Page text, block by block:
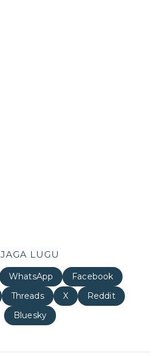
JAGA LUGU
WhatsApp
Facebook
Threads X
Reddit
Bluesky